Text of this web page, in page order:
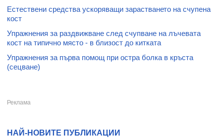
Естествени средства ускоряващи зарастването на счупена
кост
Упражнения за раздвижване след счупване на лъчевата
кост на типично място - в близост до китката
Упражнения за първа помощ при остра болка в кръста
(сецване)
НАЙ-НОВИТЕ ПУБЛИКАЦИИ